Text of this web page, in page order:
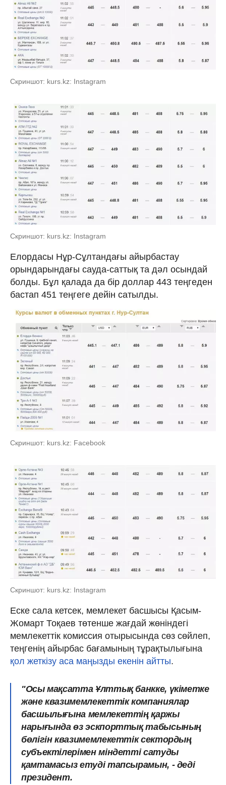
Скриншот: kurs.kz: Instagram
Скриншот: kurs.kz: Instagram
Елордасы Нұр-Сұлтандағы айырбастау
орындарындағы сауда-саттық та дәл осындай
болды. Бұл қалада да бір доллар 443 теңгеден
бастап 451 теңгеге дейін сатылды.
Скриншот: kurs.kz: Facebook
Скриншот: kurs.kz: Instagram
Еске сала кетсек, мемлекет басшысы Қасым-
Жомарт Тоқаев төтенше жағдай жөніндегі
мемлекеттік комиссия отырысында сөз сөйлеп,
теңгенің айырбас бағамының тұрақтылығына
қол жеткізу аса маңызды екенін айтты.
"Осы мақсатта Ұлттық банкке, үкіметке
және квазимемлекеттік компаниялар
басшылығына мемлекеттің қаржы
нарығында өз эскпорттық табысының
бөлігін квазимемлекеттік сектордың
субъектілерімен міндетті сатуды
қамтамасыз етуді тапсырамын, - деді
президент.